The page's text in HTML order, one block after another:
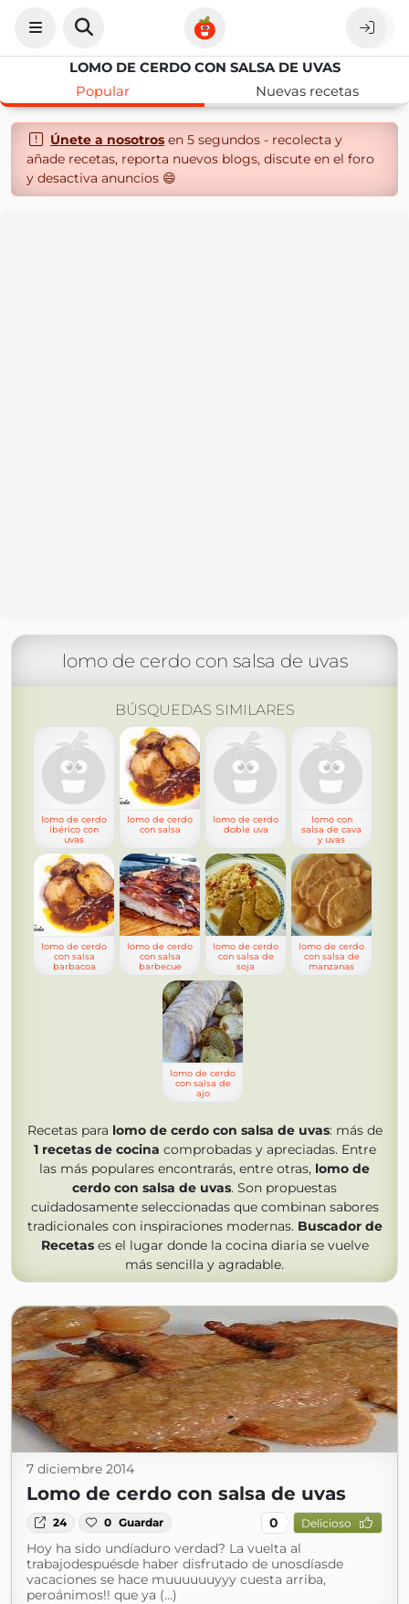
LOMO DE CERDO CON SALSA DE UVAS
Popular
Nuevas recetas
Únete a nosotrosen 5 segundos - recolecta y
añade recetas, reporta nuevos blogs, discute en el foro
y desactiva anuncios 😄
lomo de cerdo con salsa de uvas
BÚSQUEDAS SIMILARES
lomo de cerdo
ibérico con
uvas
lomo de cerdo
con salsa
lomo de cerdo
doble uva
lomo con
salsa de cava
y uvas
lomo de cerdo
con salsa
barbacoa
lomo de cerdo
con salsa
barbecue
lomo de cerdo
con salsa de
soja
lomo de cerdo
con salsa de
manzanas
lomo de cerdo
con salsa de
ajo
Recetas para lomo de cerdo con salsa de uvas: más de
1 recetas de cocina comprobadas y apreciadas. Entre
las más populares encontrarás, entre otras, lomo de
cerdo con salsa de uvas. Son propuestas
cuidadosamente seleccionadas que combinan sabores
tradicionales con inspiraciones modernas. Buscador de
Recetases el lugar donde la cocina diaria se vuelve
más sencilla y agradable.
7 diciembre 2014
Lomo de cerdo con salsa de uvas
24 0 Guardar 0 Delicioso
Hoy ha sido undíaduro verdad? La vuelta al
trabajodespuésde haber disfrutado de unosdíasde
vacaciones se hace muuuuuuyyy cuesta arriba,
peroánimos!! que ya (...)